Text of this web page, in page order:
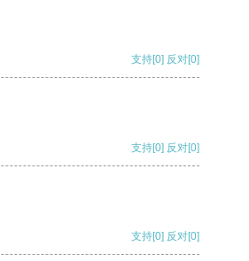
支持[0] 反对[0]
支持[0] 反对[0]
支持[0] 反对[0]